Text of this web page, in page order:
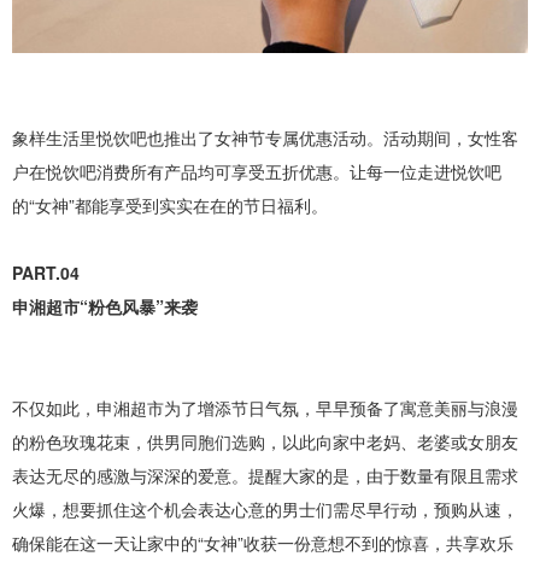
象样生活里悦饮吧也推出了女神节专属优惠活动。活动期间，女性客
户在悦饮吧消费所有产品均可享受五折优惠。让每一位走进悦饮吧
的“女神”都能享受到实实在在的节日福利。
PART.04
申湘超市“粉色风暴”来袭
不仅如此，申湘超市为了增添节日气氛，早早预备了寓意美丽与浪漫
的粉色玫瑰花束，供男同胞们选购，以此向家中老妈、老婆或女朋友
表达无尽的感激与深深的爱意。提醒大家的是，由于数量有限且需求
火爆，想要抓住这个机会表达心意的男士们需尽早行动，预购从速，
确保能在这一天让家中的“女神”收获一份意想不到的惊喜，共享欢乐